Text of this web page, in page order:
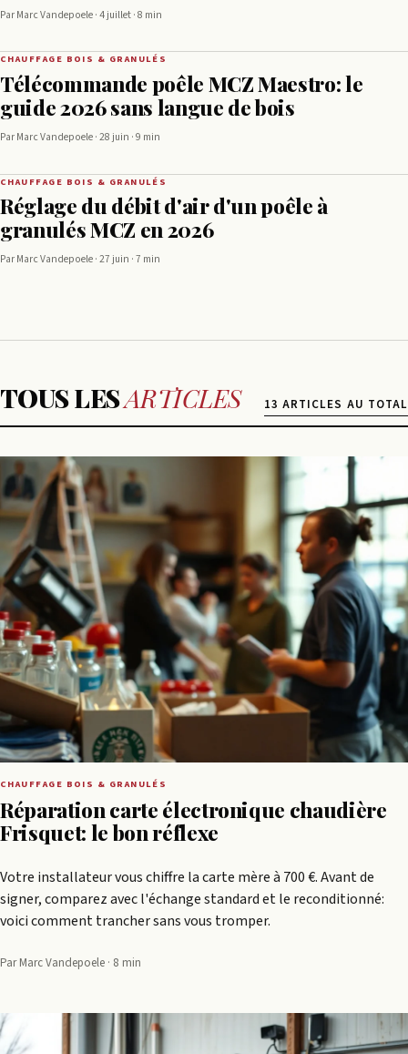
Par Marc Vandepoele · 4 juillet · 8 min
CHAUFFAGE BOIS & GRANULÉS
Télécommande poêle MCZ Maestro: le
guide 2026 sans langue de bois
Par Marc Vandepoele · 28 juin · 9 min
CHAUFFAGE BOIS & GRANULÉS
Réglage du débit d'air d'un poêle à
granulés MCZ en 2026
Par Marc Vandepoele · 27 juin · 7 min
TOUS LESARTICLES 13 ARTICLES AU TOTAL
CHAUFFAGE BOIS & GRANULÉS
Réparation carte électronique chaudière
Frisquet: le bon réflexe
Votre installateur vous chiffre la carte mère à 700 €. Avant de
signer, comparez avec l'échange standard et le reconditionné:
voici comment trancher sans vous tromper.
Par Marc Vandepoele · 8 min